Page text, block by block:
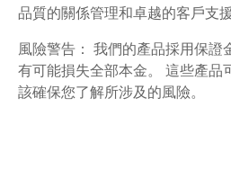
品質的關係管理和卓越的客戶支援
風險警告： 我們的產品採用保證
有可能損失全部本金。 這些產品
該確保您了解所涉及的風險。